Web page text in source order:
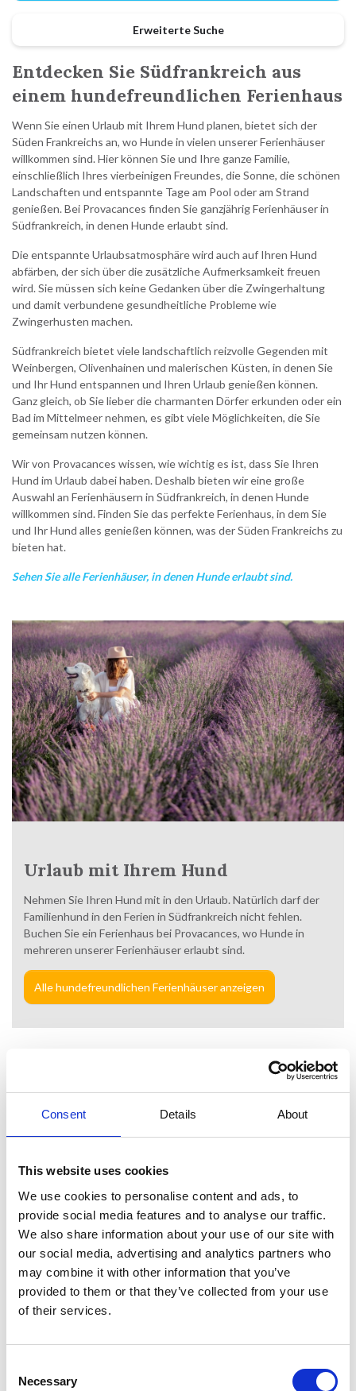
Consent Details About
This website uses cookies
We use cookies to personalise content and ads, to
provide social media features and to analyse our traffic.
We also share information about your use of our site with
our social media, advertising and analytics partners who
may combine it with other information that you’ve
provided to them or that they’ve collected from your use
of their services.
Selection
Necessary
Erweiterte Suche
Entdecken Sie Südfrankreich aus
einem hundefreundlichen Ferienhaus
Wenn Sie einen Urlaub mit Ihrem Hund planen, bietet sich der
Süden Frankreichs an, wo Hunde in vielen unserer Ferienhäuser
willkommen sind. Hier können Sie und Ihre ganze Familie,
einschließlich Ihres vierbeinigen Freundes, die Sonne, die schönen
Landschaften und entspannte Tage am Pool oder am Strand
genießen. Bei Provacances finden Sie ganzjährig Ferienhäuser in
Südfrankreich, in denen Hunde erlaubt sind.
Die entspannte Urlaubsatmosphäre wird auch auf Ihren Hund
abfärben, der sich über die zusätzliche Aufmerksamkeit freuen
wird. Sie müssen sich keine Gedanken über die Zwingerhaltung
und damit verbundene gesundheitliche Probleme wie
Zwingerhusten machen.
Südfrankreich bietet viele landschaftlich reizvolle Gegenden mit
Weinbergen, Olivenhainen und malerischen Küsten, in denen Sie
und Ihr Hund entspannen und Ihren Urlaub genießen können.
Ganz gleich, ob Sie lieber die charmanten Dörfer erkunden oder ein
Bad im Mittelmeer nehmen, es gibt viele Möglichkeiten, die Sie
gemeinsam nutzen können.
Wir von Provacances wissen, wie wichtig es ist, dass Sie Ihren
Hund im Urlaub dabei haben. Deshalb bieten wir eine große
Auswahl an Ferienhäusern in Südfrankreich, in denen Hunde
willkommen sind. Finden Sie das perfekte Ferienhaus, in dem Sie
und Ihr Hund alles genießen können, was der Süden Frankreichs zu
bieten hat.
Sehen Sie alle Ferienhäuser, in denen Hunde erlaubt sind.
Urlaub mit Ihrem Hund
Nehmen Sie Ihren Hund mit in den Urlaub. Natürlich darf der
Familienhund in den Ferien in Südfrankreich nicht fehlen.
Buchen Sie ein Ferienhaus bei Provacances, wo Hunde in
mehreren unserer Ferienhäuser erlaubt sind.
Alle hundefreundlichen Ferienhäuser anzeigen
Hier finden Sie Ferienhäuser, in
denen Hunde erlaubt sind.
Wenn Sie bei Provacances nach einem Ferienhaus mit Hund
suchen, können Sie unter "Filtern" die Option "Hund erlaubt"
auswählen. So erhalten Sie eine Auswahl an Ferienhäusern, in
denen Ihr Hund willkommen ist.
Es wird auch in der Präsentation jedes einzelnen Hauses
angezeigt, ob Hunde erlaubt sind oder nicht.